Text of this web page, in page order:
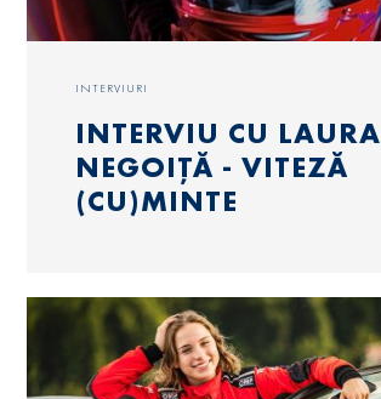
INTERVIURI
INTERVIU CU LAURA
NEGOIȚĂ - VITEZĂ
(CU)MINTE